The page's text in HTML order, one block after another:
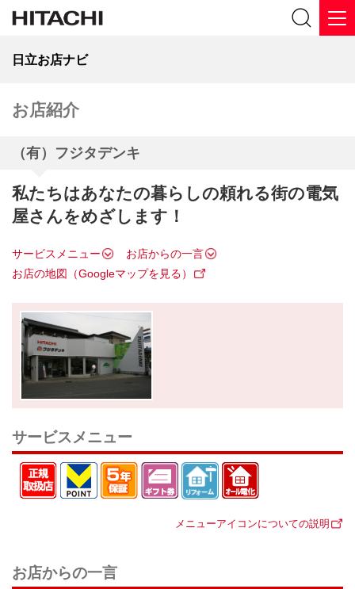
日立お店ナビ
お店紹介
（有）フジタデンキ
私たちはあなたの暮らしの頼れる街の電気
屋さんをめざします！
サービスメニュー
お店からの一言
お店の地図（Googleマップを見る）
サービスメニュー
メニューアイコンについての説明
お店からの一言